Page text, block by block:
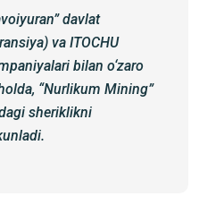
davlat
va ITOCHU
bilan o‘zaro
“Nurlikum Mining”
sheriklikni